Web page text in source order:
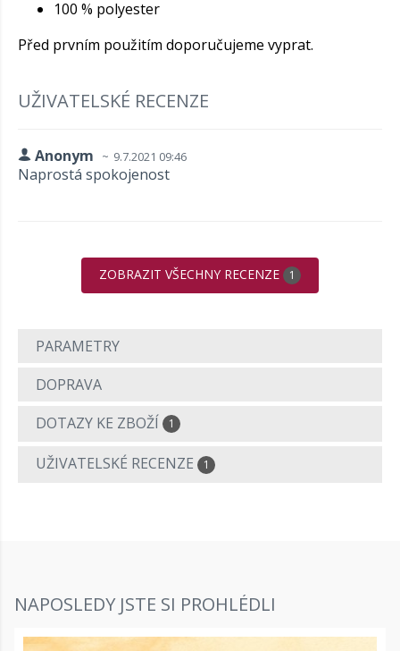
100 % polyester
Před prvním použitím doporučujeme vyprat.
UŽIVATELSKÉ RECENZE
Anonym 9.7.2021 09:46
Naprostá spokojenost
ZOBRAZIT VŠECHNY RECENZE 1
PARAMETRY
DOPRAVA
DOTAZY KE ZBOŽÍ
1
UŽIVATELSKÉ RECENZE 1
NAPOSLEDY JSTE SI PROHLÉDLI